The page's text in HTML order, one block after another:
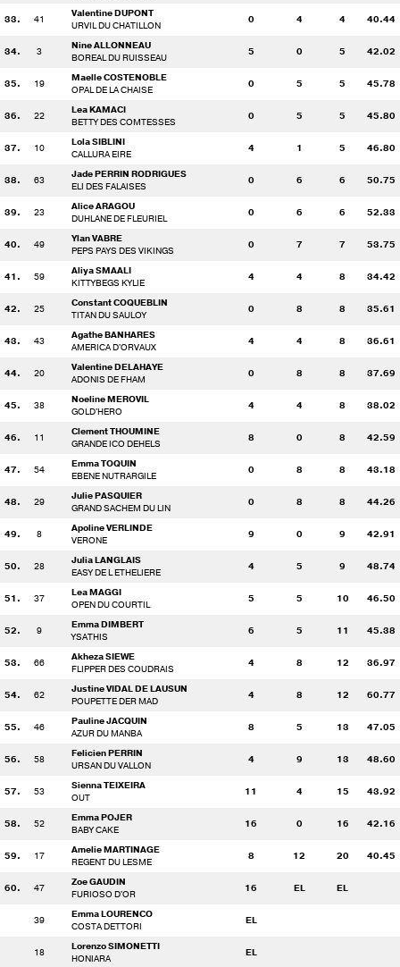
33. 41
Valentine DUPONT
URVIL DU CHATILLON
0 4 4 40.44
34. 3
Nine ALLONNEAU
BOREAL DU RUISSEAU
5 0 5 42.02
35. 19
Maelle COSTENOBLE
OPAL DE LA CHAISE
0 5 5 45.78
36. 22
Lea KAMACI
BETTY DES COMTESSES
0 5 5 45.80
37. 10
Lola SIBLINI
CALLURA EIRE
4 1 5 46.80
38. 63
Jade PERRIN RODRIGUES
ELI DES FALAISES
0 6 6 50.75
39. 23
Alice ARAGOU
DUHLANE DE FLEURIEL
0 6 6 52.33
40. 49
Ylan VABRE
PEPS PAYS DES VIKINGS
0 7 7 53.75
41. 59
Aliya SMAALI
KITTYBEGS KYLIE
4 4 8 34.42
42. 25
Constant COQUEBLIN
TITAN DU SAULOY
0 8 8 35.61
43. 43
Agathe BANHARES
AMERICA D'ORVAUX
4 4 8 36.61
44. 20
Valentine DELAHAYE
ADONIS DE FHAM
0 8 8 37.69
45. 38
Noeline MEROVIL
GOLD'HERO
4 4 8 38.02
46. 11
Clement THOUMINE
GRANDE ICO DEHELS
8 0 8 42.59
47. 54
Emma TOQUIN
EBENE NUTRARGILE
0 8 8 43.18
48. 29
Julie PASQUIER
GRAND SACHEM DU LIN
0 8 8 44.26
49. 8
Apoline VERLINDE
VERONE
9 0 9 42.91
50. 28
Julia LANGLAIS
EASY DE L ETHELIERE
4 5 9 48.74
51. 37
Lea MAGGI
OPEN DU COURTIL
5 5 10 46.50
52. 9
Emma DIMBERT
YSATHIS
6 5 11 45.38
53. 66
Akheza SIEWE
FLIPPER DES COUDRAIS
4 8 12 36.97
54. 62
Justine VIDAL DE LAUSUN
POUPETTE DER MAD
4 8 12 60.77
55. 46
Pauline JACQUIN
AZUR DU MANBA
8 5 13 47.05
56. 58
Felicien PERRIN
URSAN DU VALLON
4 9 13 48.60
57. 53
Sienna TEIXEIRA
OUT
11 4 15 43.92
58. 52
Emma POJER
BABY CAKE
16 0 16 42.16
59. 17
Amelie MARTINAGE
REGENT DU LESME
8 12 20 40.45
60. 47
Zoe GAUDIN
FURIOSO D'OR
16 EL EL
39
Emma LOURENCO
COSTA DETTORI
EL
18
Lorenzo SIMONETTI
HONIARA
EL